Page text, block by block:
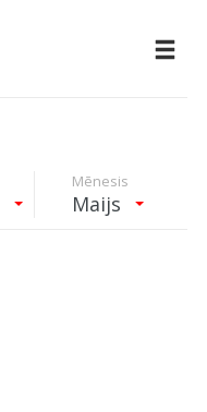
Mēnesis
Maijs